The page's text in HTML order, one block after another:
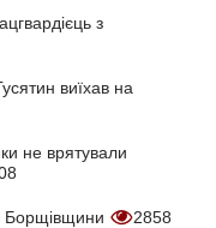
з
виїхав на
не врятували
Борщівщини 2858